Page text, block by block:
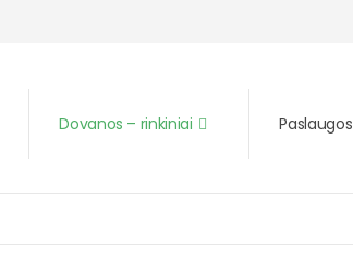
Dovanos – rinkiniai Paslaugos